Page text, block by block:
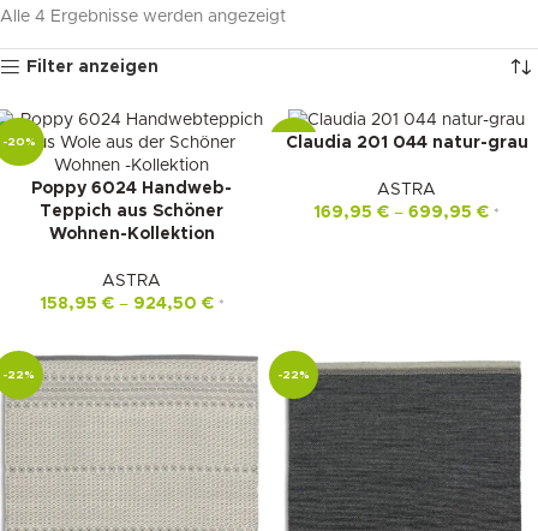
Alle 4 Ergebnisse werden angezeigt
Filter anzeigen
-20%
Poppy 6024 Handweb-
Teppich aus Schöner
Wohnen-Kollektion
ASTRA
158,95 €– 924,50 € *
-22%
Claudia 201 044 natur-grau
ASTRA
169,95 € – 699,95 € *
-22% -22%